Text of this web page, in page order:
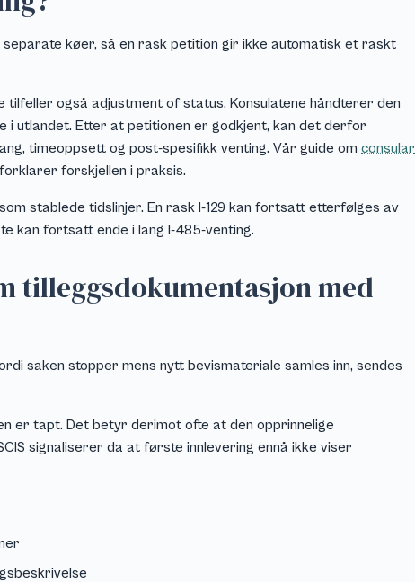
køer, så en rask petition gir ikke automatisk et raskt
tilfeller også adjustment of status. Konsulatene håndterer den
i utlandet. Etter at petitionen er godkjent, kan det derfor
timeoppsett og post-spesifikk venting. Vår guide om consular
forklarer forskjellen i praksis.
stablede tidslinjer. En rask I-129 kan fortsatt etterfølges av
kan fortsatt ende i lang I-485-venting.
tilleggsdokumentasjon med
saken stopper mens nytt bevismateriale samles inn, sendes
er tapt. Det betyr derimot ofte at den opprinnelige
signaliserer da at første innlevering ennå ikke viser